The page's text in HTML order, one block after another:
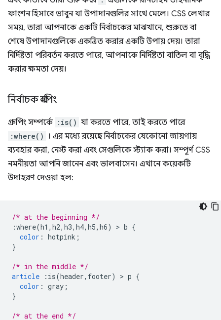
ফাংশন হিসাবে ভাবুন যা উপাদানগুলির সাথে মেলে। CSS লেখার
সময়, তারা আপনাকে একটি নির্বাচকের মাঝখানে, শুরুতে বা
শেষে উপাদানগুলিকে একত্রিত করার একটি উপায় দেয়। তারা
নির্দিষ্টতা পরিবর্তন করতে পারে, আপনাকে নির্দিষ্টতা বাতিল বা বৃদ্ধি
করার ক্ষমতা দেয়।
নির্বাচক গ্রুপিং
গ্রুপিং সম্পর্কে :is() যা করতে পারে, তাই করতে পারে
:where()
। এর মধ্যে রয়েছে নির্বাচকের যেকোনো জায়গায়
ব্যবহার করা, নেস্ট করা এবং সেগুলিকে স্ট্যাক করা। সম্পূর্ণ CSS
নমনীয়তা আপনি জানেন এবং ভালবাসেন। এখানে কয়েকটি
উদাহরণ দেওয়া হল:
/* at the beginning */
:where(h1 , h2, h3, h4, h5, h6) > b {
color : hotpink ;
}
/* in the middle */
article
: is(header, footer) > p {
color : gray ;
}
/* at the end */